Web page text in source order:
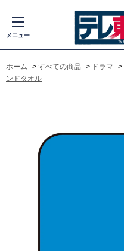
メニュー
ホーム > すべての商品 > ドラマ >
ンドタオル